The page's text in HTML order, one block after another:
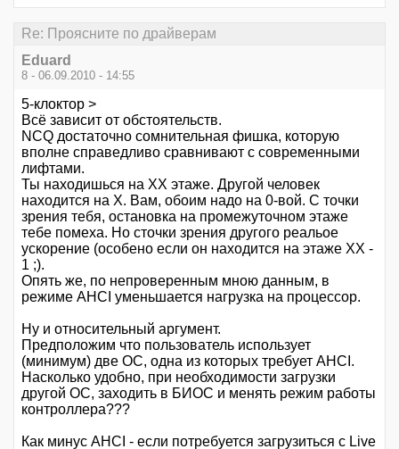
Re: Проясните по драйверам
Eduard
8 - 06.09.2010 - 14:55
5-клоктор >
Всё зависит от обстоятельств.
NCQ достаточно сомнительная фишка, которую
вполне справедливо сравнивают с современными
лифтами.
Ты находишься на ХХ этаже. Другой человек
находится на Х. Вам, обоим надо на 0-вой. С точки
зрения тебя, остановка на промежуточном этаже
тебе помеха. Но сточки зрения другого реальое
ускорение (особено если он находится на этаже ХХ -
1 ;).
Опять же, по непроверенным мною данным, в
режиме AHCI уменьшается нагрузка на процессор.
Ну и относительный аргумент.
Предположим что пользователь использует
(минимум) две ОС, одна из которых требует AHCI.
Насколько удобно, при необходимости загрузки
другой ОС, заходить в БИОС и менять режим работы
контроллера???
Как минус AHCI - если потребуется загрузиться с Live